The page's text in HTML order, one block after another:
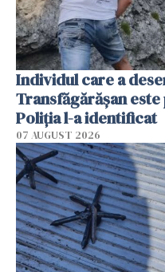
Individul care a
Transfăgărășan
Poliția l-a identificat
07 AUGUST 2026